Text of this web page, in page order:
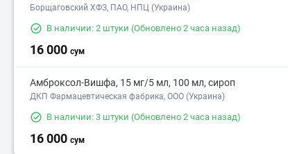
Борщаговский ХФЗ, ПАО, НПЦ (Украина)
В наличии: 2 штуки (Обновлено 2 часа назад)
16 000 сум
Амброксол-Вишфа, 15 мг/5 мл, 100 мл, сироп
ДКП Фармацевтическая фабрика, ООО (Украина)
В наличии: 3 штуки (Обновлено 2 часа назад)
16 000 сум